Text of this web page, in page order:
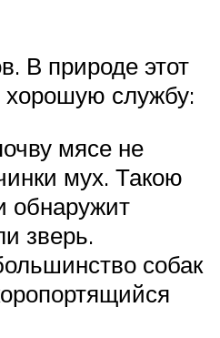
В природе этот
хорошую службу:
мясе не
мух. Такою
обнаружит
зверь.
собак